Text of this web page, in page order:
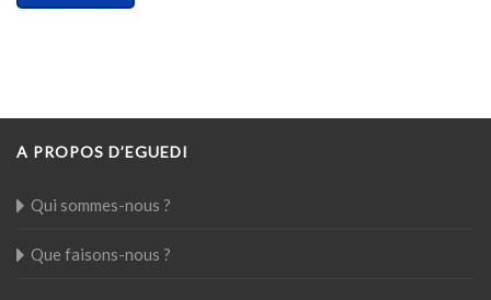
A PROPOS D’EGUEDI
Qui sommes-nous ?
Que faisons-nous ?